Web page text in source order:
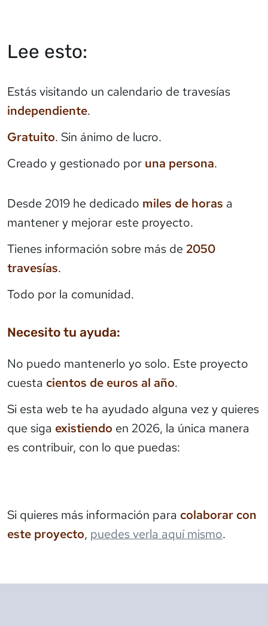
Lee esto:
Estás visitando un calendario de travesías
independiente.
Gratuito. Sin ánimo de lucro.
Creado y gestionado por una persona.
Desde 2019 he dedicado miles de horas a
mantener y mejorar este proyecto.
Tienes información sobre más de 2050
travesías.
Todo por la comunidad.
Necesito tu ayuda:
No puedo mantenerlo yo solo. Este proyecto
cuesta cientos de euros al año.
Si esta web te ha ayudado alguna vez y quieres
que siga existiendo en 2026, la única manera
es contribuir, con lo que puedas:
Si quieres más información para colaborar con
este proyecto, puedes verla aquí mismo.